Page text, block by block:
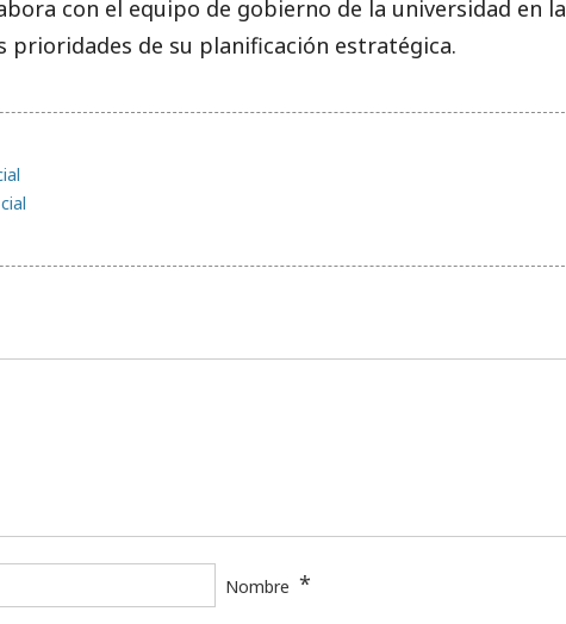
con el equipo de gobierno de la universidad en la
prioridades de su planificación estratégica.
Nombre *